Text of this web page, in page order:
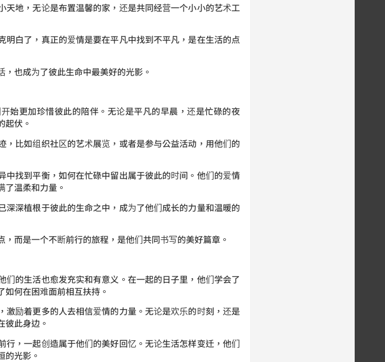
天地，无论是布置温馨的家，还是共同经营一个小小的艺术工
明白了，真正的爱情是要在平凡中找到不平凡，是在生活的点
也成为了彼此生命中最美好的光影。
始更加珍惜彼此的陪伴。无论是平凡的早晨，还是忙碌的夜
起伏。
，比如组织社区的艺术展览，或者是参与公益活动，用他们的
中找到平衡，如何在忙碌中留出属于彼此的时间。他们的爱情
了温柔和力量。
深深植根于彼此的生命之中，成为了他们成长的力量和温暖的
而是一个不断前行的旅程，是他们共同书写的美好篇章。
们的生活也愈发充实和有意义。在一起的日子里，他们学会了
何在困难面前相互扶持。
激励着更多的人去相信爱情的力量。无论是欢乐的时刻，还是
彼此身边。
行，一起创造属于他们的美好回忆。无论生活怎样变迁，他们
的光影。